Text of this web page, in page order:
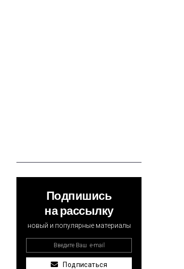
Подпишись
на рассылку
новый и популярные материалы
Подписаться